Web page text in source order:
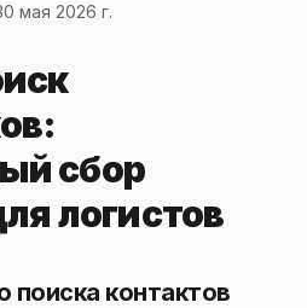
мая 2026 г.
сбор
логистов
поиска контактов